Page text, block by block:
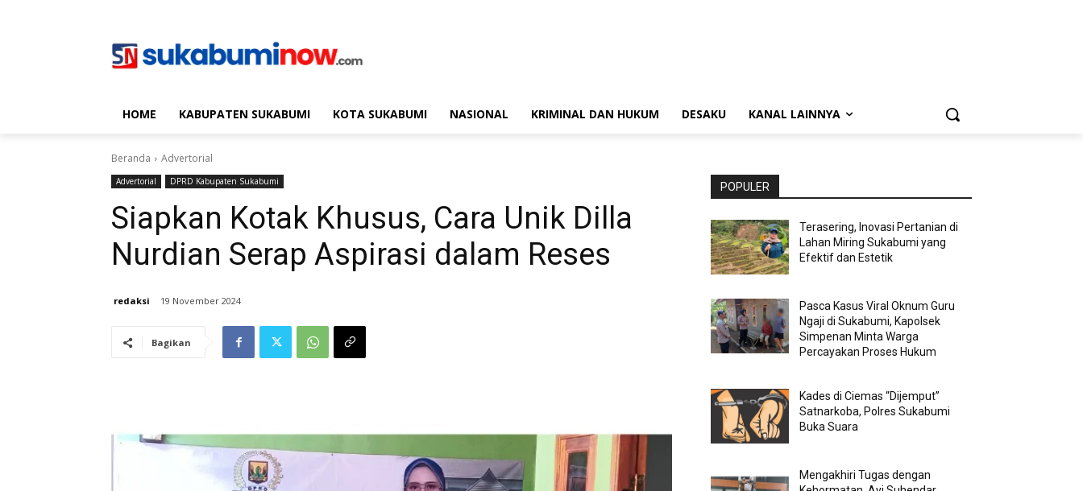
HOME KABUPATEN SUKABUMI KOTA SUKABUMI NASIONAL KRIMINAL DAN HUKUM DESAKU KANAL LAINNYA
Beranda Advertorial
Advertorial DPRD Kabupaten Sukabumi
Siapkan Kotak Khusus, Cara Unik Dilla
Nurdian Serap Aspirasi dalam Reses
redaksi 19 November 2024
Bagikan
POPULER
Terasering, Inovasi Pertanian di
Lahan Miring Sukabumi yang
Efektif dan Estetik
Pasca Kasus Viral Oknum Guru
Ngaji di Sukabumi, Kapolsek
Simpenan Minta Warga
Percayakan Proses Hukum
Kades di Ciemas “Dijemput”
Satnarkoba, Polres Sukabumi
Buka Suara
Mengakhiri Tugas dengan